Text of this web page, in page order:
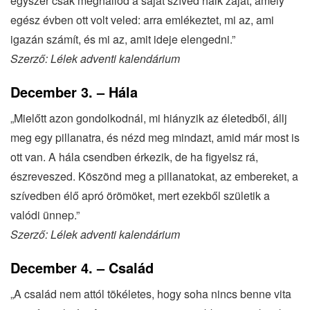
egész évben ott volt veled: arra emlékeztet, mi az, ami
igazán számít, és mi az, amit ideje elengedni.”
Szerző: Lélek adventi kalendárium
December 3. – Hála
„Mielőtt azon gondolkodnál, mi hiányzik az életedből, állj
meg egy pillanatra, és nézd meg mindazt, amid már most is
ott van. A hála csendben érkezik, de ha figyelsz rá,
észreveszed. Köszönd meg a pillanatokat, az embereket, a
szívedben élő apró örömöket, mert ezekből születik a
valódi ünnep.”
Szerző: Lélek adventi kalendárium
December 4. – Család
„A család nem attól tökéletes, hogy soha nincs benne vita